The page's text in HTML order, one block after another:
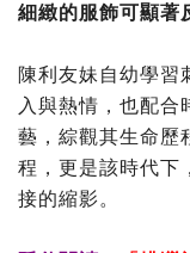
細緻的服飾可顯著
陳利友妹自幼學習
入與熱情，也配合
藝，綜觀其生命歷
程，更是該時代下
接的縮影。